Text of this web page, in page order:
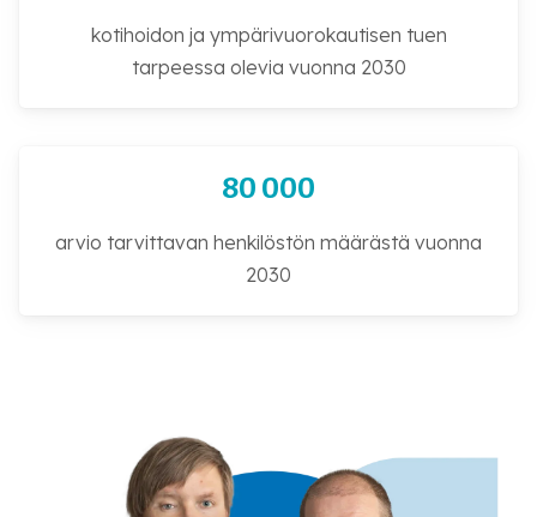
kotihoidon ja ympärivuorokautisen tuen
tarpeessa olevia vuonna 2030
80 000
arvio tarvittavan henkilöstön määrästä vuonna
2030